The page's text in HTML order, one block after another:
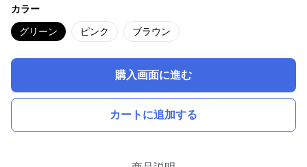
カラー
グリーン ピンク ブラウン
購入画面に進む
カートに追加する